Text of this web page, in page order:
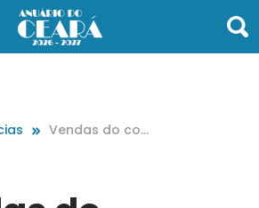
Vendas do co